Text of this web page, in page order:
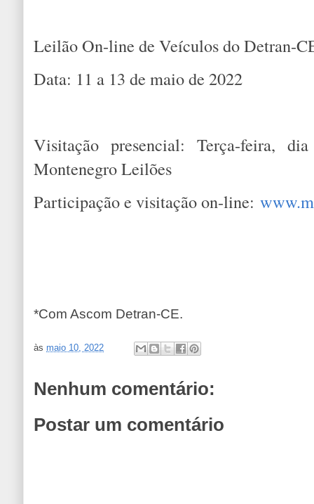
Leilão On-line de Veículos do Detran-
Data: 11 a 13 de maio de 2022
Visitação presencial: Terça-feira,
Montenegro Leilões
Participação e visitação on-line:
*Com Ascom Detran-CE.
às maio 10, 2022
Nenhum comentário:
Postar um comentário